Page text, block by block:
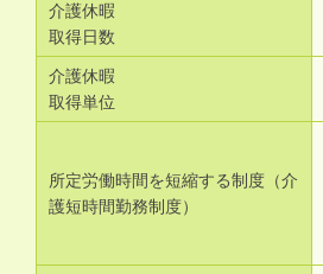
介護休暇
取得日数
介護休暇
取得単位
所定労働時間を短縮する制度（介
護短時間勤務制度）